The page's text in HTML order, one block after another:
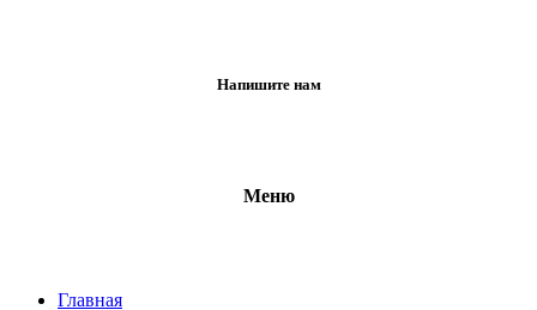
Напишите нам
Меню
Главная